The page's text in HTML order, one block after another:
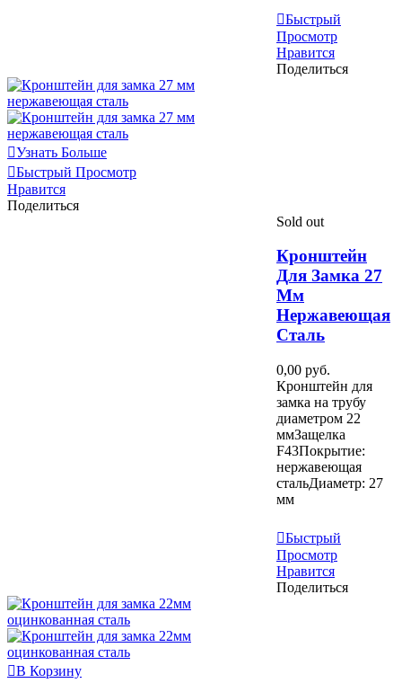
Быстрый
Просмотр
Нравится
Поделиться
Узнать Больше
Быстрый Просмотр
Нравится
Поделиться
Sold out
Кронштейн
Для Замка 27
Мм
Нержавеющая
Сталь
0,00 руб.
Кронштейн для
замка на трубу
диаметром 22
ммЗащелка
F43Покрытие:
нержавеющая
стальДиаметр: 27
мм
Быстрый
Просмотр
Нравится
Поделиться
В Корзину